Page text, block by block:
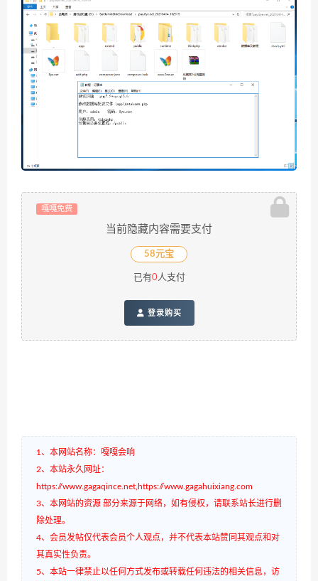
嘎嘎免费
当前隐藏内容需要支付
58元宝
已有0人支付
登录购买
1、本网站名称：嘎嘎会响
2、本站永久网址：
https://www.gagaqince.net,https://www.gagahuixiang.com
3、本网站的资源 部分来源于网络，如有侵权，请联系站长进行删
除处理。
4、会员发帖仅代表会员个人观点，并不代表本站赞同其观点和对
其真实性负责。
5、本站一律禁止以任何方式发布或转载任何违法的相关信息，访